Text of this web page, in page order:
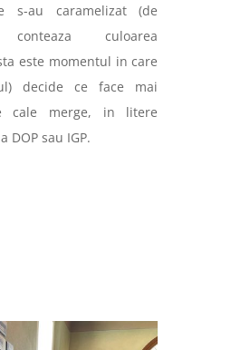
s-au caramelizat (de
culoarea
este momentul in care
decide ce face mai
cale merge, in litere
DOP sau IGP.